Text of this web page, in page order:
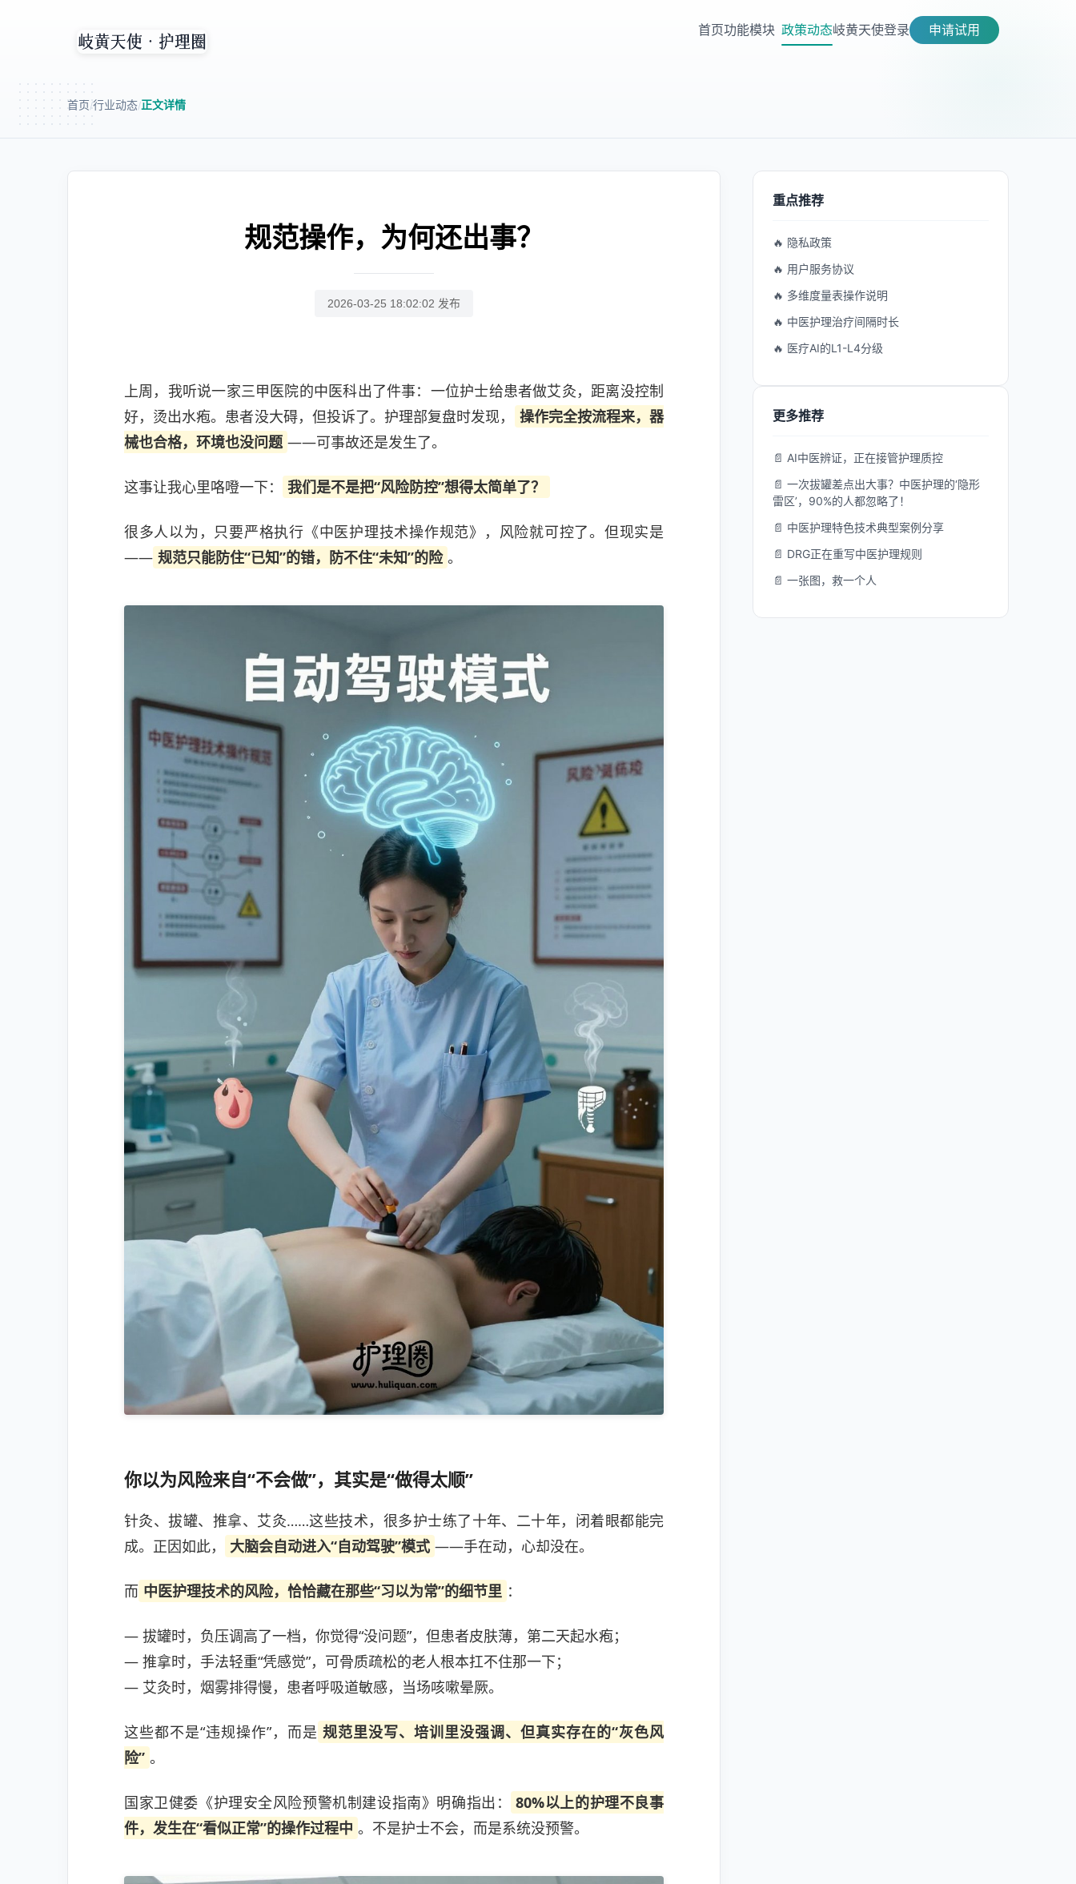
首页功能模块 政策动态岐黄天使登录 申请试用
首页/行业动态/正文详情
规范操作，为何还出事？
2026-03-25 18:02:02 发布
上周，我听说一家三甲医院的中医科出了件事：一位护士给患者做艾灸，距离没控制
好，烫出水疱。患者没大碍，但投诉了。护理部复盘时发现，
操作完全按流程来，器
械也合格，环境也没问题 ——可事故还是发生了。
这事让我心里咯噔一下： 我们是不是把“风险防控”想得太简单了？
很多人以为，只要严格执行《中医护理技术操作规范》，风险就可控了。但现实是
—— 规范只能防住“已知”的错，防不住“未知”的险 。
你以为风险来自“不会做”，其实是“做得太顺”
针灸、拔罐、推拿、艾灸……这些技术，很多护士练了十年、二十年，闭着眼都能完
成。正因如此，
大脑会自动进入“自动驾驶”模式 ——手在动，心却没在。
而 中医护理技术的风险，恰恰藏在那些“习以为常”的细节里 ：
— 拔罐时，负压调高了一档，你觉得“没问题”，但患者皮肤薄，第二天起水疱；
— 推拿时，手法轻重“凭感觉”，可骨质疏松的老人根本扛不住那一下；
— 艾灸时，烟雾排得慢，患者呼吸道敏感，当场咳嗽晕厥。
这些都不是“违规操作”，而是 规范里没写、培训里没强调、但真实存在的“灰色风
险” 。
国家卫健委《护理安全风险预警机制建设指南》明确指出：
80%以上的护理不良事
件，发生在“看似正常”的操作过程中 。不是护士不会，而是系统没预警。
重点推荐
🔥 隐私政策
🔥 用户服务协议
🔥 多维度量表操作说明
🔥 中医护理治疗间隔时长
🔥 医疗AI的L1-L4分级
更多推荐
📄 AI中医辨证，正在接管护理质控
📄 一次拔罐差点出大事？中医护理的‘隐形
雷区’，90%的人都忽略了！
📄 中医护理特色技术典型案例分享
📄 DRG正在重写中医护理规则
📄 一张图，救一个人